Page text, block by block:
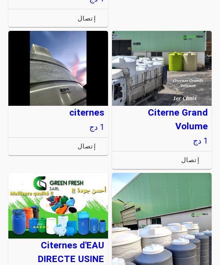
إتصال
Citerne Grand
Volume
1 دج
إتصال
citernes
1 دج
إتصال
Citernes d'EAU
DIRECTE USINE